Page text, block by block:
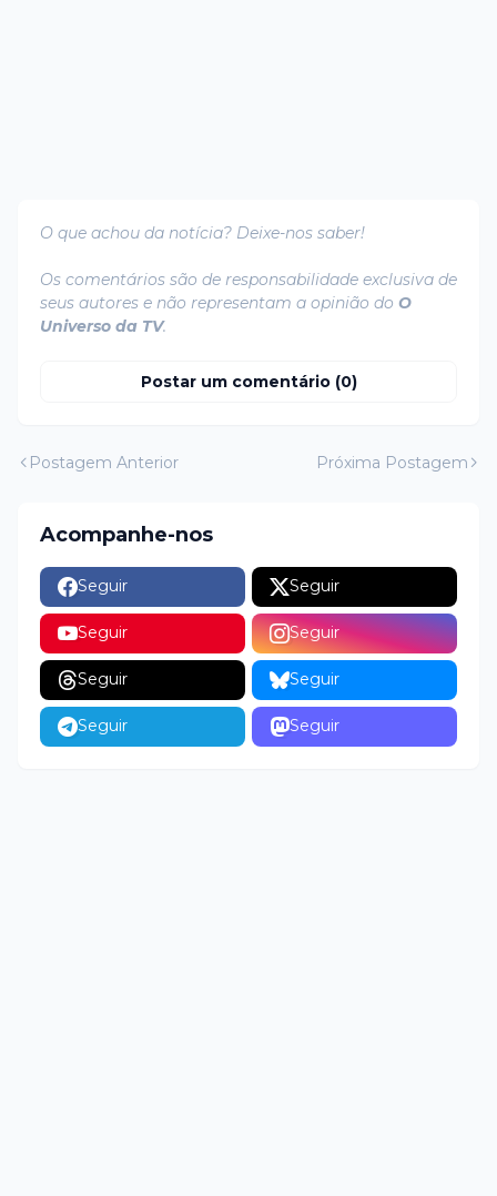
O que achou da notícia? Deixe-nos saber!
Os comentários são de responsabilidade exclusiva de
seus autores e não representam a opinião do O
Universo da TV.
Postar um comentário (0)
Postagem Anterior Próxima Postagem
Acompanhe-nos
Seguir Seguir
Seguir Seguir
Seguir Seguir
Seguir Seguir